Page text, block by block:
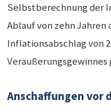
Selbstberechnung der
Ablauf von zehn Jahren
Inflationsabschlag von
Veräußerungsgewinnes
Anschaffungen vor